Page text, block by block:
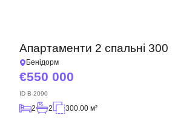
Апартаменти 2 спальні 300
Бенідорм
550 000
ID B-2090
2 2 300.00 м²